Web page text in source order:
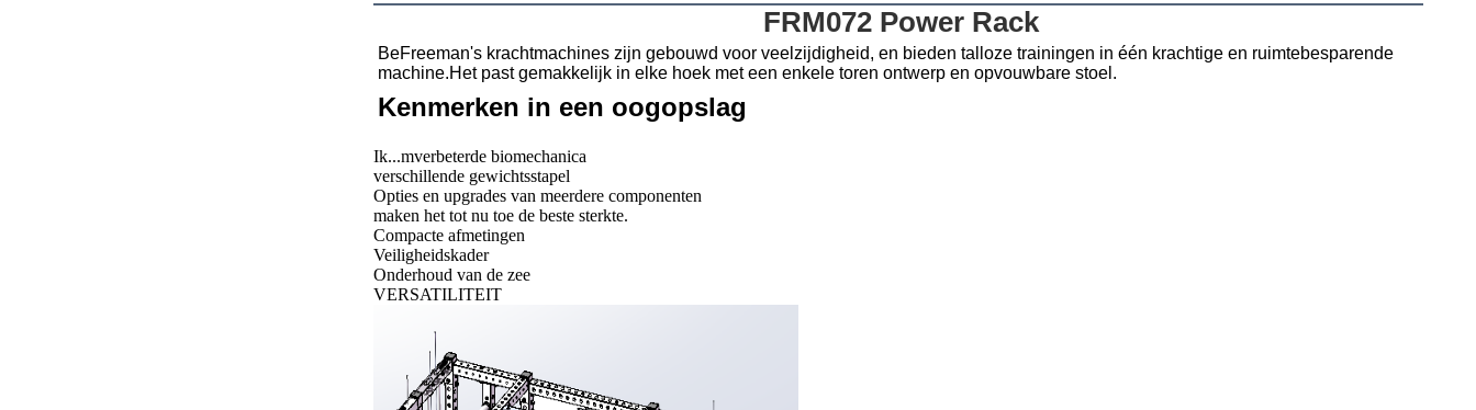
FRM072 Power Rack
BeFreeman's krachtmachines zijn gebouwd voor veelzijdigheid, en bieden talloze trainingen in één krachtige en ruimtebesparende
machine.Het past gemakkelijk in elke hoek met een enkele toren ontwerp en opvouwbare stoel.
Kenmerken in een oogopslag
Ik...mverbeterde biomechanica
verschillende gewichtsstapel
Opties en upgrades van meerdere componenten
maken het tot nu toe de beste sterkte.
Compacte afmetingen
Veiligheidskader
Onderhoud van de zee
VERSATILITEIT